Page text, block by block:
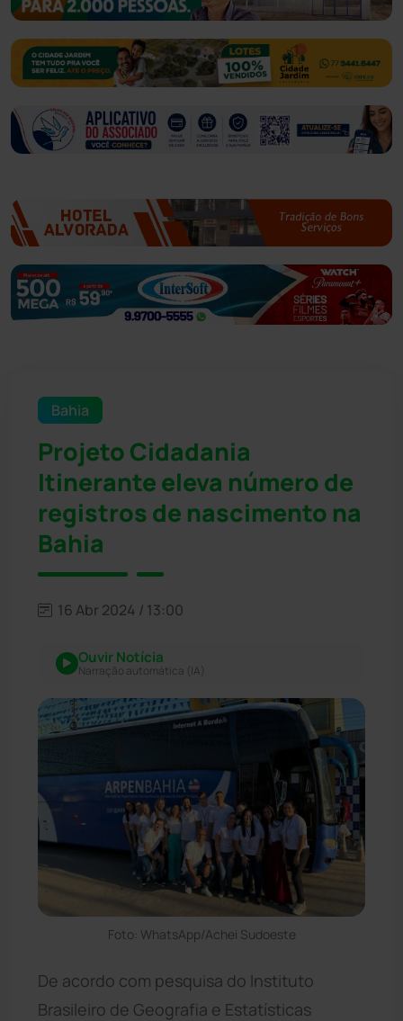
Bahia
Projeto Cidadania
Itinerante eleva número de
registros de nascimento na
Bahia
16 Abr 2024 / 13:00
Ouvir Notícia
Narração automática (IA)
Foto: WhatsApp/Achei Sudoeste
De acordo com pesquisa do Instituto
Brasileiro de Geografia e Estatísticas